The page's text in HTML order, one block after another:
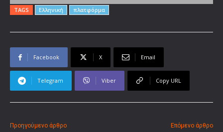
TAGS Ελληνική πλατφόρμα
Facebook X Email
Telegram Viber Copy URL
Προηγούμενο άρθρο Επόμενο άρθρο